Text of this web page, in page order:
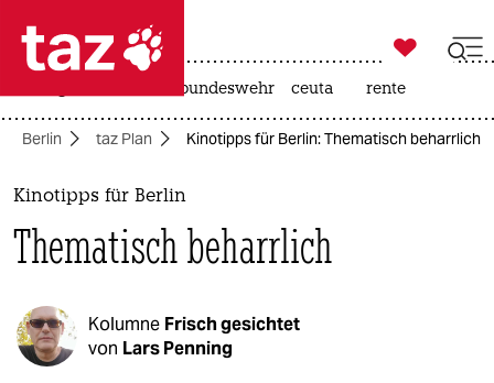
 taz zahl ich
taz zahl ich
themen
politik
öko
gesellschaft

taz zahl ich
bundeswehr ceuta rente
Berlin taz Plan Kinotipps für Berlin: Thematisch beharrlich
Kinotipps für Berlin
Thematisch beharrlich
Kolumne Frisch gesichtet
von Lars Penning